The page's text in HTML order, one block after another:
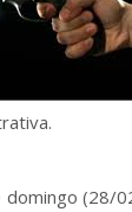
(28/